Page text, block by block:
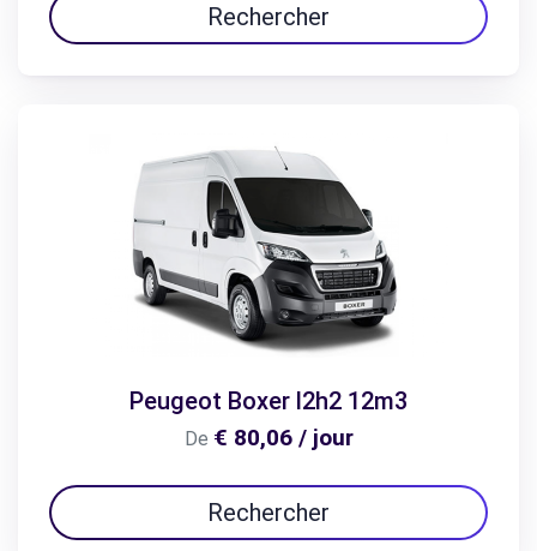
Rechercher
Peugeot Boxer l2h2 12m3
De € 80,06 / jour
Rechercher